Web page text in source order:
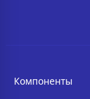
Компоненты